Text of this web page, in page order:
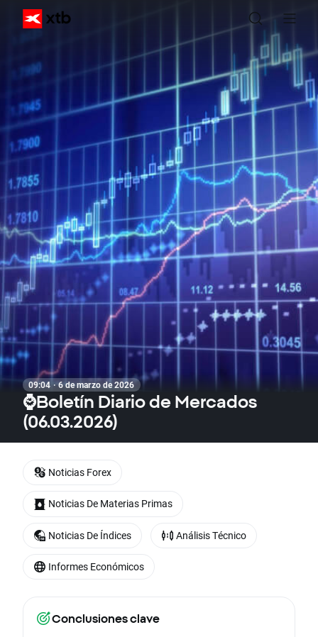
09:04 · 6 de marzo de 2026
⌚Boletín Diario de Mercados
(06.03.2026)
Conclusiones clave
Noticias Forex
Noticias De Materias Primas
Noticias De Índices Análisis Técnico
Informes Económicos